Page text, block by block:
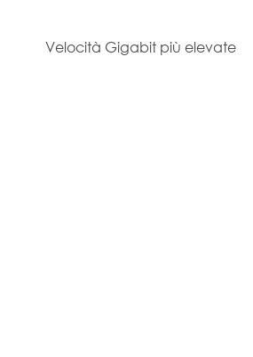
Velocità Gigabit più elevate